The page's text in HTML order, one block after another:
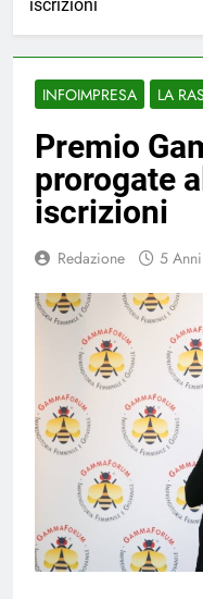
iscrizioni
INFOIMPRESA LA
Premio
prorogate
iscrizioni
Redazione 5